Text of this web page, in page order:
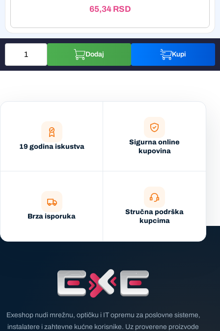
65,34 RSD
Dodaj Kupi
19 godina iskustva
Sigurna online
kupovina
Brza isporuka
Stručna podrška
kupcima
Exeshop nudi mrežnu, optičku i IT opremu za poslovne sisteme,
instalatere i zahtevne kućne korisnike. Uz proverene proizvode